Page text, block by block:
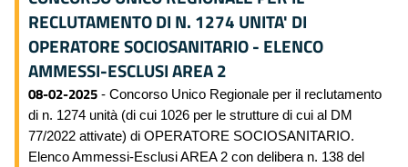
RECLUTAMENTO DI N. 1274 UNITA' DI
OPERATORE SOCIOSANITARIO - ELENCO
AMMESSI-ESCLUSI AREA 2
08-02-2025 - Concorso Unico Regionale per il reclutamento
di n. 1274 unità (di cui 1026 per le strutture di cui al DM
77/2022 attivate) di OPERATORE SOCIOSANITARIO.
Elenco Ammessi-Esclusi AREA 2 con delibera n. 138 del